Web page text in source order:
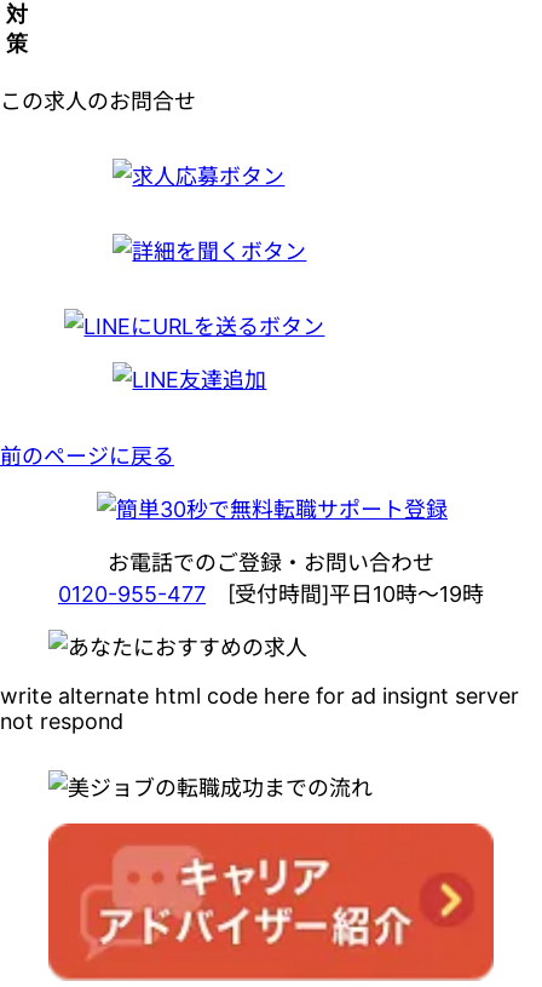
対
策
この求人のお問合せ
前のページに戻る
お電話でのご登録・お問い合わせ
0120-955-477 [受付時間]平日10時～19時
write alternate html code here for ad insignt server
not respond